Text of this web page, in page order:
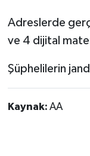
Adreslerde
ve 4 dijital
Şüphelilerin
Kaynak: AA